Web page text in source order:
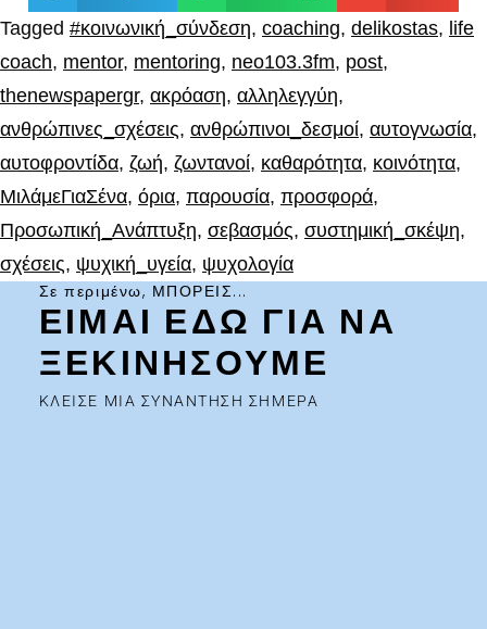
Tagged #κοινωνική_σύνδεση, coaching, delikostas, life
coach, mentor, mentoring, neo103.3fm, post,
thenewspapergr, ακρόαση, αλληλεγγύη,
ανθρώπινες_σχέσεις, ανθρώπινοι_δεσμοί, αυτογνωσία,
αυτοφροντίδα, ζωή, ζωντανοί, καθαρότητα, κοινότητα,
ΜιλάμεΓιαΣένα, όρια, παρουσία, προσφορά,
Προσωπική_Ανάπτυξη, σεβασμός, συστημική_σκέψη,
σχέσεις, ψυχική_υγεία, ψυχολογία
Σε περιμένω, ΜΠΟΡΕΙΣ...
ΕΙΜΑΙ ΕΔΩ ΓΙΑ ΝΑ
ΞΕΚΙΝΗΣΟΥΜΕ
ΚΛΕΙΣΕ ΜΙΑ ΣΥΝΑΝΤΗΣΗ ΣΗΜΕΡΑ